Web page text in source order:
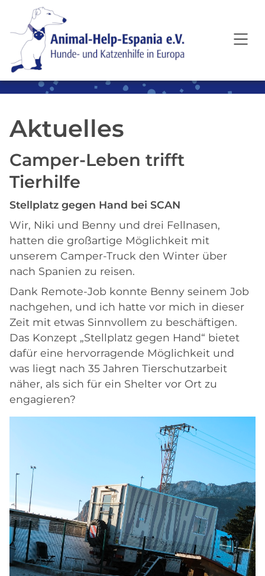
SKIP TO MAIN CONTENT
Aktuelles
Camper-Leben trifft
Tierhilfe
Stellplatz gegen Hand bei SCAN
Wir, Niki und Benny und drei Fellnasen,
hatten die großartige Möglichkeit mit
unserem Camper-Truck den Winter über
nach Spanien zu reisen.
Dank Remote-Job konnte Benny seinem Job
nachgehen, und ich hatte vor mich in dieser
Zeit mit etwas Sinnvollem zu beschäftigen.
Das Konzept „Stellplatz gegen Hand“ bietet
dafür eine hervorragende Möglichkeit und
was liegt nach 35 Jahren Tierschutzarbeit
näher, als sich für ein Shelter vor Ort zu
engagieren?